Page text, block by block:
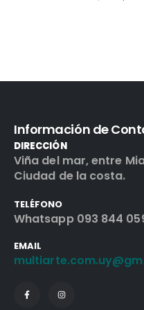
Información de
DIRECCIÓN
Viña del mar, entre
Ciudad de la costa.
TELÉFONO
Whatsapp 093 844
EMAIL